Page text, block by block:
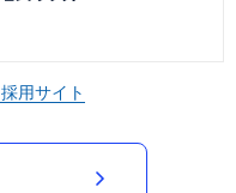
採用サイト